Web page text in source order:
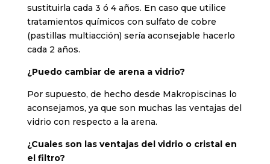
sustituirla cada 3 ó 4 años. En caso que utilice
tratamientos químicos con sulfato de cobre
(pastillas multiacción) sería aconsejable hacerlo
cada 2 años.
¿Puedo cambiar de arena a vidrio?
Por supuesto, de hecho desde Makropiscinas lo
aconsejamos, ya que son muchas las ventajas del
vidrio con respecto a la arena.
¿Cuales son las ventajas del vidrio o cristal en
el filtro?